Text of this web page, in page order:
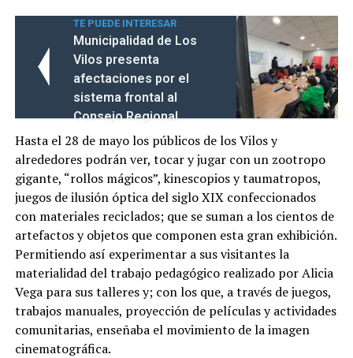
TE PUEDE INTERESAR
Municipalidad de Los
Vilos presenta
afectaciones por el
sistema frontal al
Consejo Regional
Hasta el 28 de mayo los públicos de los Vilos y
alrededores podrán ver, tocar y jugar con un zootropo
gigante, “rollos mágicos”, kinescopios y taumatropos,
juegos de ilusión óptica del siglo XIX confeccionados
con materiales reciclados; que se suman a los cientos de
artefactos y objetos que componen esta gran exhibición.
Permitiendo así experimentar a sus visitantes la
materialidad del trabajo pedagógico realizado por Alicia
Vega para sus talleres y; con los que, a través de juegos,
trabajos manuales, proyección de películas y actividades
comunitarias, enseñaba el movimiento de la imagen
cinematográfica.